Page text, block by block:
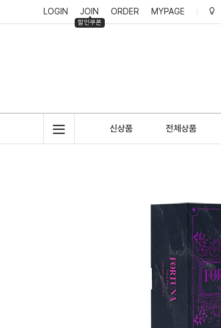
LOGIN JOIN
할인쿠폰
ORDER MYPAGE
신상품 전체상품